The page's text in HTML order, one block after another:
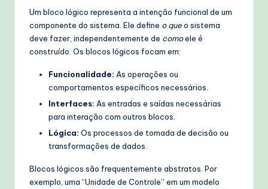
Um bloco lógico representa a intenção funcional de um
componente do sistema. Ele define o queo sistema
deve fazer, independentemente de comoele é
construído. Os blocos lógicos focam em:
Funcionalidade: As operações ou
comportamentos específicos necessários.
Interfaces: As entradas e saídas necessárias
para interação com outros blocos.
Lógica: Os processos de tomada de decisão ou
transformações de dados.
Blocos lógicos são frequentemente abstratos. Por
exemplo, uma “Unidade de Controle” em um modelo